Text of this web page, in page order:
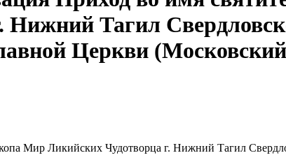
Тагил
Церкви
Мир Ликийских Чудотворца г. Нижний Тагил